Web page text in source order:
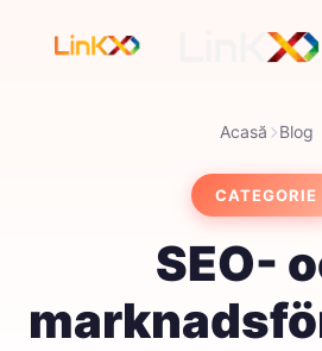
Acasă Blog
CATEGORIE
SEO-